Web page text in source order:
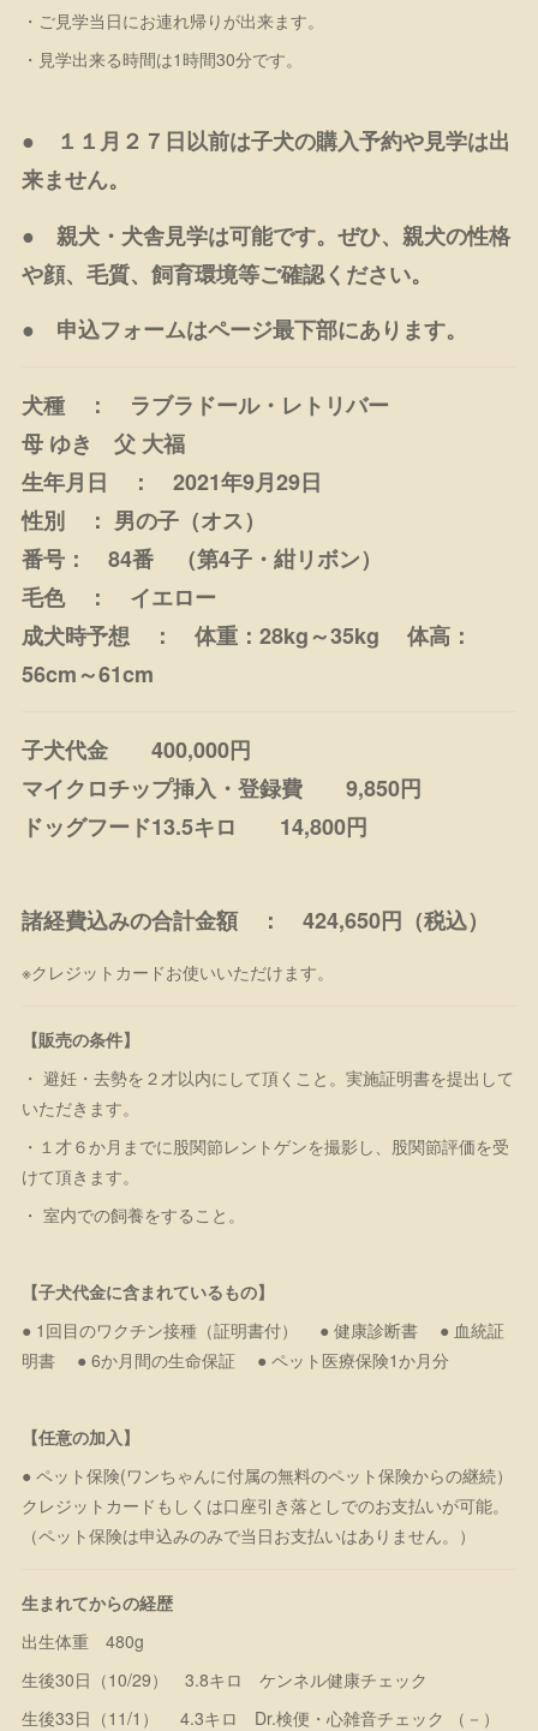
・ご見学当日にお連れ帰りが出来ます。
・見学出来る時間は1時間30分です。
● １１月２７日以前は子犬の購入予約や見学は出
来ません。
● 親犬・犬舎見学は可能です。ぜひ、親犬の性格
や顔、毛質、飼育環境等ご確認ください。
● 申込フォームはページ最下部にあります。
犬種 ： ラブラドール・レトリバー
母 ゆき 父 大福
生年月日 ： 2021年9月29日
性別 ： 男の子（オス）
番号： 84番 （第4子・紺リボン）
毛色 ： イエロー
成犬時予想 ： 体重：28kg～35kg 体高：
56cm～61cm
子犬代金 400,000円
マイクロチップ挿入・登録費 9,850円
ドッグフード13.5キロ 14,800円
諸経費込みの合計金額 ： 424,650円（税込）
※クレジットカードお使いいただけます。
【販売の条件】
・ 避妊・去勢を２才以内にして頂くこと。実施証明書を提出して
いただきます。
・１才６か月までに股関節レントゲンを撮影し、股関節評価を受
けて頂きます。
・ 室内での飼養をすること。
【子犬代金に含まれているもの】
● 1回目のワクチン接種（証明書付） ● 健康診断書 ● 血統証
明書 ● 6か月間の生命保証 ● ペット医療保険1か月分
【任意の加入】
● ペット保険(ワンちゃんに付属の無料のペット保険からの継続）
クレジットカードもしくは口座引き落としでのお支払いが可能。
（ペット保険は申込みのみで当日お支払いはありません。）
生まれてからの経歴
出生体重 480g
生後30日（10/29） 3.8キロ ケンネル健康チェック
生後33日（11/1） 4.3キロ Dr.検便・心雑音チェック （－）